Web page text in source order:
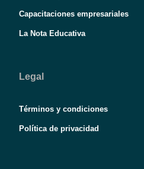
Capacitaciones empresariales
La Nota Educativa
Legal
Términos y condiciones
Política de privacidad